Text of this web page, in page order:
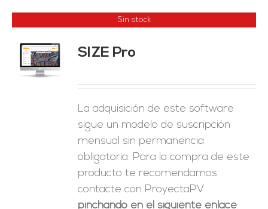
Sin stock
SIZE Pro
La adquisición de este software
sigue un modelo de suscripción
mensual sin permanencia
obligatoria. Para la compra de este
producto te recomendamos
contacte con ProyectaPV
pinchando en el siguiente enlace: